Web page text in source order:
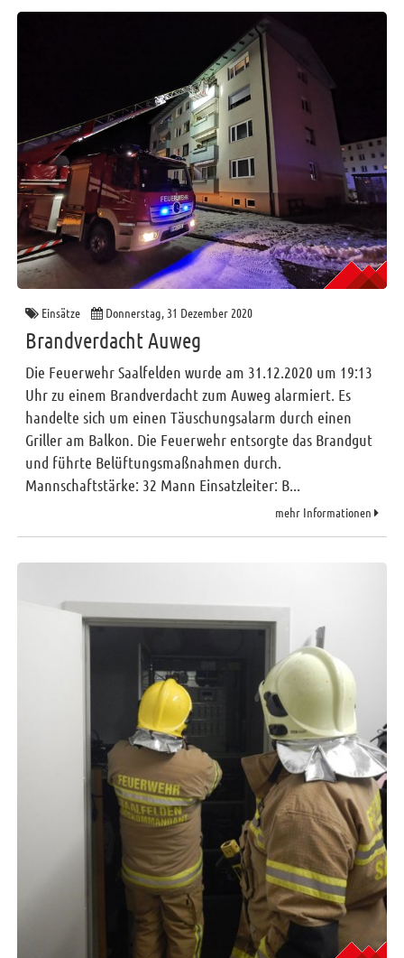
2021
2020
2019
Funktionäre
Info und Tipps
Veranstaltungen
Mitgliederbereich
Kontakt
Sitemap
Impressum
RSS News
Datenschutz
Einsätze Donnerstag, 31 Dezember 2020
Brandverdacht Auweg
Die Feuerwehr Saalfelden wurde am 31.12.2020 um 19:13
Uhr zu einem Brandverdacht zum Auweg alarmiert. Es
handelte sich um einen Täuschungsalarm durch einen
Griller am Balkon. Die Feuerwehr entsorgte das Brandgut
und führte Belüftungsmaßnahmen durch.
Mannschaftstärke: 32 Mann Einsatzleiter: B...
mehr Informationen